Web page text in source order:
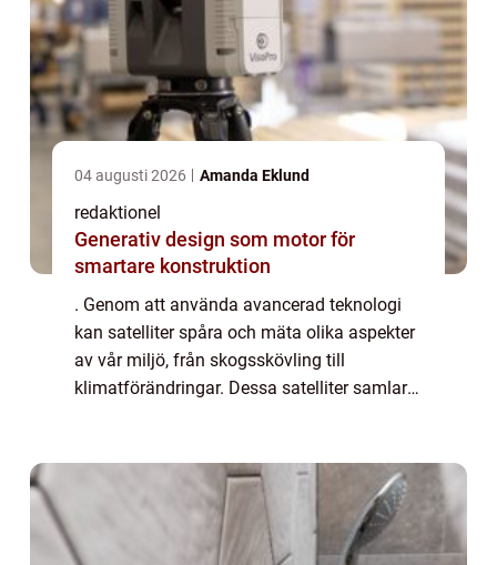
04 augusti 2026 Amanda Eklund
redaktionel
Generativ design som motor för
smartare konstruktion
. Genom att använda avancerad teknologi
kan satelliter spåra och mäta olika aspekter
av vår miljö, från skogsskövling till
klimatförändringar. Dessa satelliter samlar